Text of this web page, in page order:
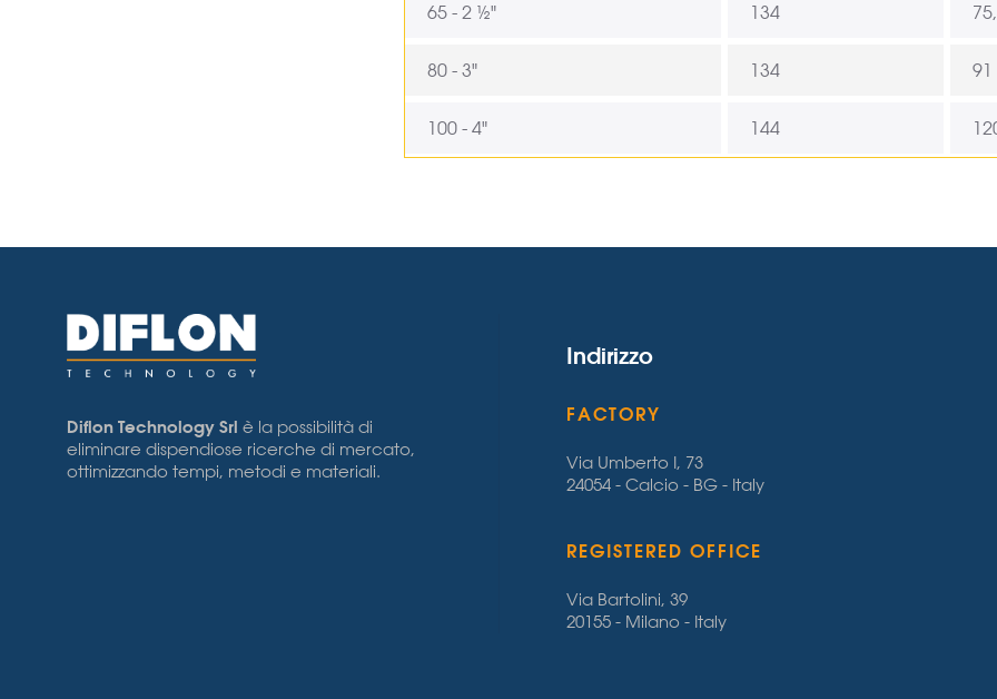
65 - 2 ½" 134
80 - 3" 134 91
100 - 4" 144
Diflon Technology Srl è la possibilità di
eliminare dispendiose ricerche di mercato,
ottimizzando tempi, metodi e materiali.
Indirizzo
FACTORY
Via Umberto I, 73
24054 - Calcio - BG - Italy
REGISTERED OFFICE
Via Bartolini, 39
20155 - Milano - Italy